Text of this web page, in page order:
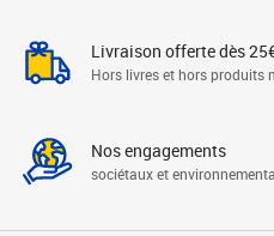
Livraison offerte dès
Hors livres et hors produits
Nos engagements
sociétaux et